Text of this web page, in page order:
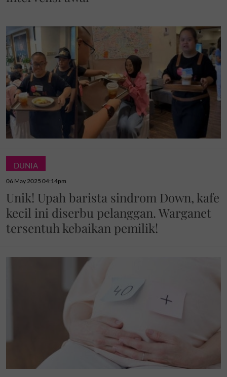
DUNIA
06 May 2025 04:14pm
Unik! Upah barista sindrom Down, kafe
kecil ini diserbu pelanggan. Warganet
tersentuh kebaikan pemilik!